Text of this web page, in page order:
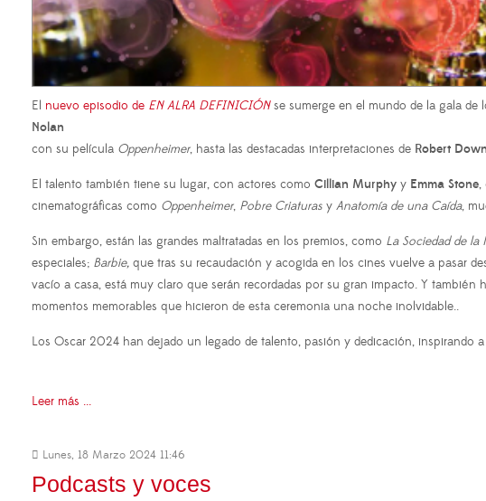
El nuevo episodio de EN ALRA DEFINICIÓN se sumerge en el mundo de la gala de
Nolan
con su película Oppenheimer, hasta las destacadas interpretaciones de Robert
El talento también tiene su lugar, con actores como Cillian Murphy y Emma Stone,
cinematográficas como Oppenheimer, Pobre Criaturas y Anatomía de una Caída,
Sin embargo, están las grandes maltratadas en los premios, como La Sociedad de la
especiales; Barbie, que tras su recaudación y acogida en los cines vuelve a pasar
vacío a casa, está muy claro que serán recordadas por su gran impacto. Y
momentos memorables que hicieron de esta ceremonia una noche inolvidable..
Los Oscar 2024 han dejado un legado de talento, pasión y dedicación,
Leer más ...
Lunes, 18 Marzo 2024 11:46
Podcasts y voces